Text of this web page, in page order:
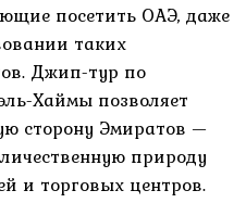
посетить ОАЭ, даже
таких
Джип-тур по
Хаймы позволяет
сторону Эмиратов —
природу
и торговых центров.